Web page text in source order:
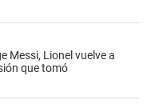
Messi, Lionel vuelve a
que tomó